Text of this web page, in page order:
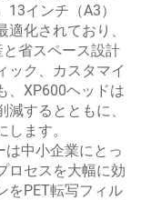
インチ（A3）
化されており、
省スペース設計
ック、カスタマイ
、XP600ヘッドは
するとともに、
ます。
は中小企業にとっ
ロセスを大幅に効
をPET転写フィル